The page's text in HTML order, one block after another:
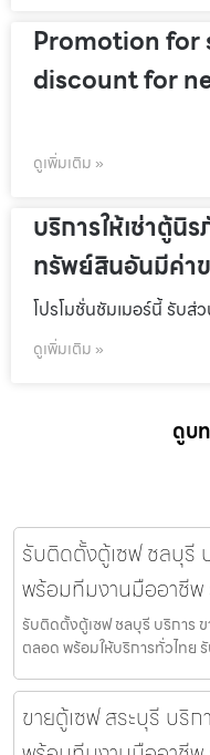
Promotion for
discount for
ดูเพิ่มเติม »
บริการให้เช่าตู้นิ
ทรัพย์สินอันมีค่า
โปรโมชั่นชัมเมอร์นี้ รับส่
ดูเพิ่มเติม »
ดูบ
รับติดตั้งตู้เซฟ ชลบุรี
พร้อมทีมงานมืออาชีพ
รับติดตั้งตู้เซฟ ชลบุรี บริการ
ตลอด พร้อมให้บริการทั่วไทย
ขายตู้เซฟ สระบุรี บริ